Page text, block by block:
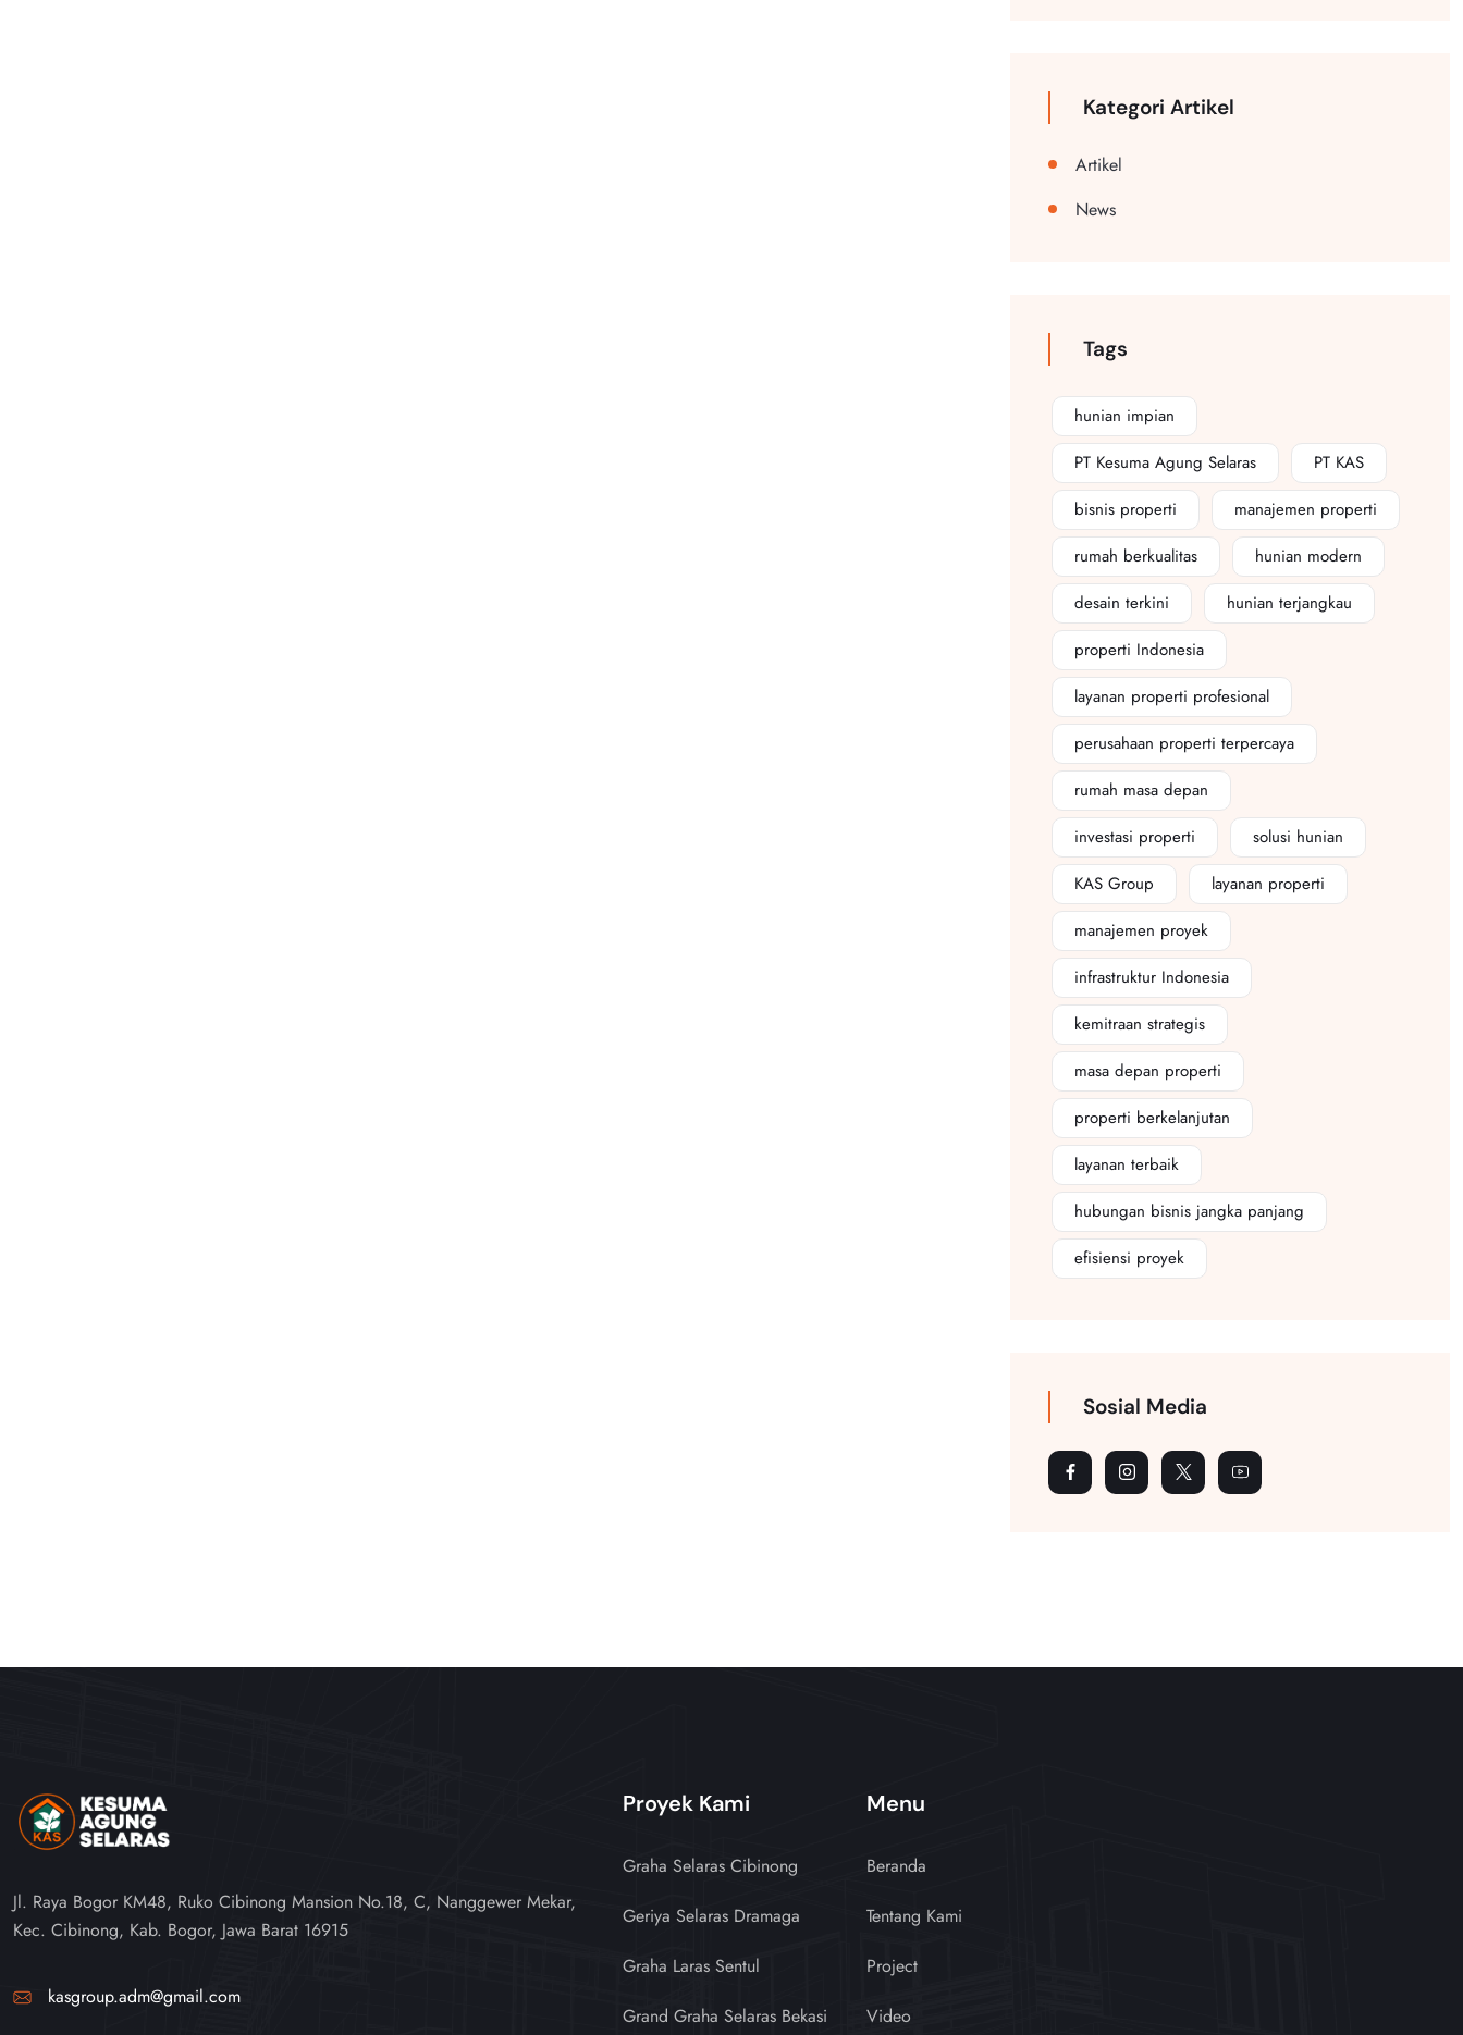
Kategori Artikel
Artikel
News
Tags
hunian impian
PT Kesuma Agung Selaras
PT KAS
bisnis properti
manajemen properti
rumah berkualitas
hunian modern
desain terkini
hunian terjangkau
properti Indonesia
layanan properti profesional
perusahaan properti terpercaya
rumah masa depan
investasi properti
solusi hunian
KAS Group
layanan properti
manajemen proyek
infrastruktur Indonesia
kemitraan strategis
masa depan properti
properti berkelanjutan
layanan terbaik
hubungan bisnis jangka panjang
efisiensi proyek
Sosial Media
Jl. Raya Bogor KM48, Ruko Cibinong Mansion No.18, C, Nanggewer Mekar,
Kec. Cibinong, Kab. Bogor, Jawa Barat 16915
kasgroup.adm@gmail.com
Proyek Kami
Graha Selaras Cibinong
Geriya Selaras Dramaga
Graha Laras Sentul
Grand Graha Selaras Bekasi
Menu
Beranda
Tentang Kami
Project
Video